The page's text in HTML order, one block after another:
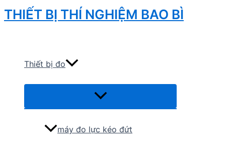
Skip
to
THIẾT BỊ THÍ NGHIỆM BAO BÌ
Thiết bị đo
Menu
máy đo lực kéo đứt